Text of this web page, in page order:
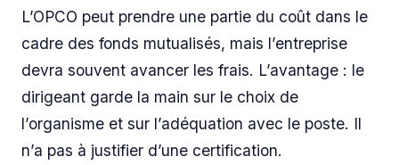
L’OPCO peut prendre une partie du coût dans le
cadre des fonds mutualisés, mais l’entreprise
devra souvent avancer les frais. L’avantage : le
dirigeant garde la main sur le choix de
l’organisme et sur l’adéquation avec le poste. Il
n’a pas à justifier d’une certification.